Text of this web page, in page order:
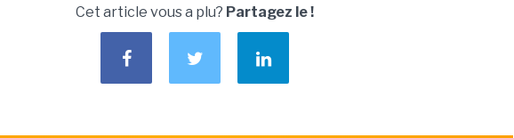
Cet article vous a plu? Partagez le !